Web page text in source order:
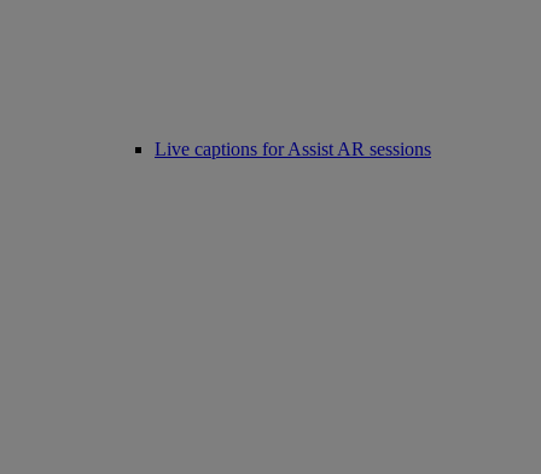
Live captions for Assist AR sessions